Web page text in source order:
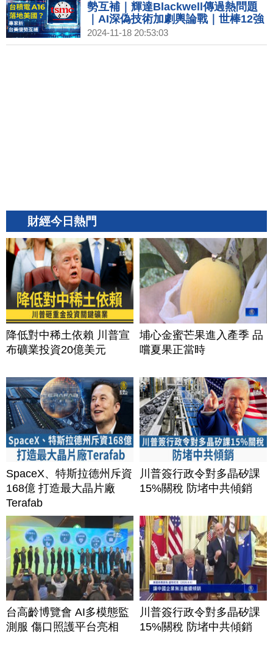
勢互補｜輝達Blackwell傳過熱問題
｜AI深偽技術加劇輿論戰｜世棒12強
賽火熱 台北東區迎2億商機
2024-11-18 20:53:03
財經今日熱門
降低對中稀土依賴 川普宣
布礦業投資20億美元
埔心金蜜芒果進入產季 品
嚐夏果正當時
SpaceX、特斯拉德州斥資
168億 打造最大晶片廠
Terafab
川普簽行政令對多晶矽課
15%關稅 防堵中共傾銷
台高齡博覽會 AI多模態監
測服 傷口照護平台亮相
川普簽行政令對多晶矽課
15%關稅 防堵中共傾銷